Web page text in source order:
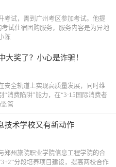
考试，需到广州考区参加考试。他提
试住宿团购服务，服务内容是为异地
陈
大奖了？小心是诈骗！
安全轨道上实现高质量发展，同时维
消费陷阱”能力，在“3·15国际消费者
管
技术学校又有新动作
郑州旅院职业学院信息工程学院的合
分段培养项目建设，提高两校合作